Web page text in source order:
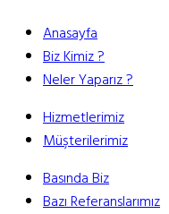
Anasayfa
Biz Kimiz ?
Neler Yaparız ?
Hizmetlerimiz
Müşterilerimiz
Basında Biz
Bazı Referanslarımız